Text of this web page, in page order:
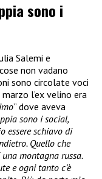
sono i
Salemi e
non vadano
sono circolate voci
l’ex velino era
” dove aveva
sono i social,
essere schiavo di
Quello che
montagna russa.
e ogni tanto c’è